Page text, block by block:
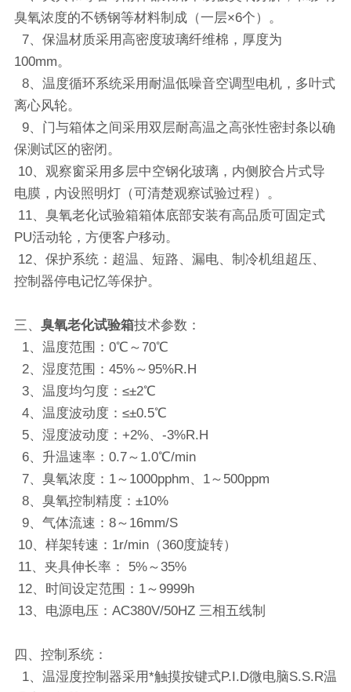
臭氧浓度的不锈钢等材料制成（一层×6个）。
7、保温材质采用高密度玻璃纤维棉，厚度为
100mm。
8、温度循环系统采用耐温低噪音空调型电机，多叶式
离心风轮。
9、门与箱体之间采用双层耐高温之高张性密封条以确
保测试区的密闭。
10、观察窗采用多层中空钢化玻璃，内侧胶合片式导
电膜，内设照明灯（可清楚观察试验过程）。
11、臭氧老化试验箱箱体底部安装有高品质可固定式
PU活动轮，方便客户移动。
12、保护系统：超温、短路、漏电、制冷机组超压、
控制器停电记忆等保护。
三、 臭氧老化试验箱技术参数：
1、温度范围：0℃～70℃
2、湿度范围：45%～95%R.H
3、温度均匀度：≤±2℃
4、温度波动度：≤±0.5℃
5、湿度波动度：+2%、-3%R.H
6、升温速率：0.7～1.0℃/min
7、臭氧浓度：1～1000pphm、1～500ppm
8、臭氧控制精度：±10%
9、气体流速：8～16mm/S
10、样架转速：1r/min（360度旋转）
11、夹具伸长率： 5%～35%
12、时间设定范围：1～9999h
13、电源电压：AC380V/50HZ 三相五线制
四、控制系统：
1、温湿度控制器采用*触摸按键式P.I.D微电脑S.S.R温